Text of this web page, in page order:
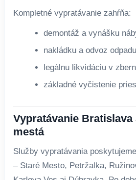
Kompletné vypratávanie zahŕňa:
demontáž a vynášku
nakládku a odvoz
legálnu likvidáciu v
základné vyčistenie
Vypratávanie Bratislava
mestá
Služby vypratávania
– Staré Mesto, Petržalka,